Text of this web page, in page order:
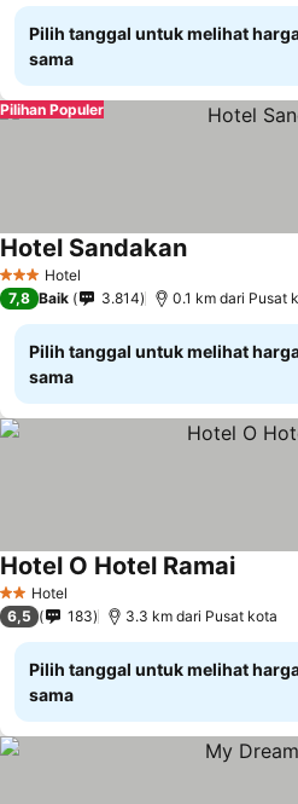
Pilih tanggal untuk melihat
sama
Pilihan Populer
3 BintangHotel
Hotel SandakanLihat harga
7,8 Baik 3.814 0.1 km dari Pusat
Pilih tanggal untuk melihat
sama
2 Bintang
Hotel
Hotel O Hotel RamaiLihat
6,5 183 3.3 km dari Pusat kota
Pilih tanggal untuk melihat
sama